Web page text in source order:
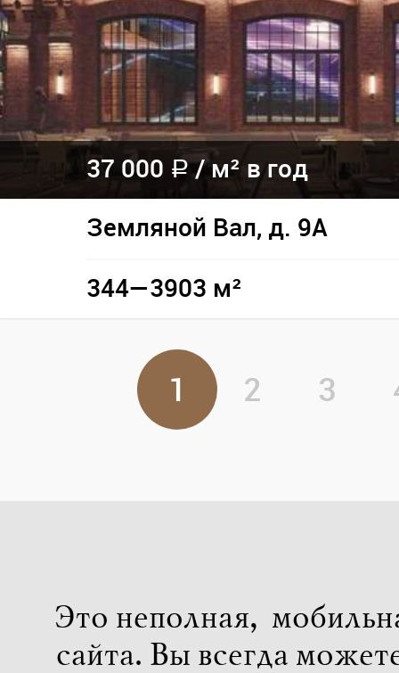
37 000 a /м² в год
Земляной Вал, д. 9А
344—3903 м²
1 2 3
Это неполная,
сайта. Вы всегда